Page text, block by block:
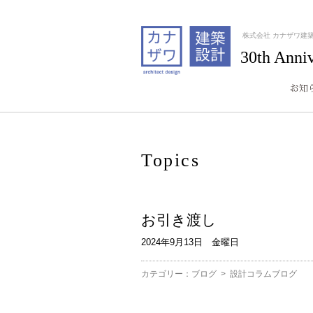
30th
株式会社 カナザワ
Topics
お引き渡し
2024年9月13日 金曜日
カテゴリー： ブログ > 設計コラムブログ